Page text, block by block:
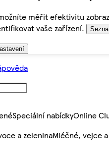
měřit efektivitu
vaše zařízení.
Speciální nabídkyOnline
a zeleninaMléčné, vejce